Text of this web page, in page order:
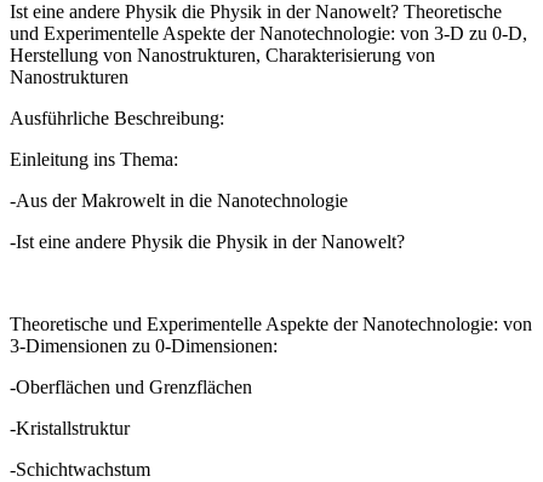
Ist eine andere Physik die Physik in der Nanowelt? Theoretische
und Experimentelle Aspekte der Nanotechnologie: von 3-D zu 0-D,
Herstellung von Nanostrukturen, Charakterisierung von
Nanostrukturen
Ausführliche Beschreibung:
Einleitung ins Thema:
-Aus der Makrowelt in die Nanotechnologie
-Ist eine andere Physik die Physik in der Nanowelt?
Theoretische und Experimentelle Aspekte der Nanotechnologie: von
3-Dimensionen zu 0-Dimensionen:
-Oberflächen und Grenzflächen
-Kristallstruktur
-Schichtwachstum